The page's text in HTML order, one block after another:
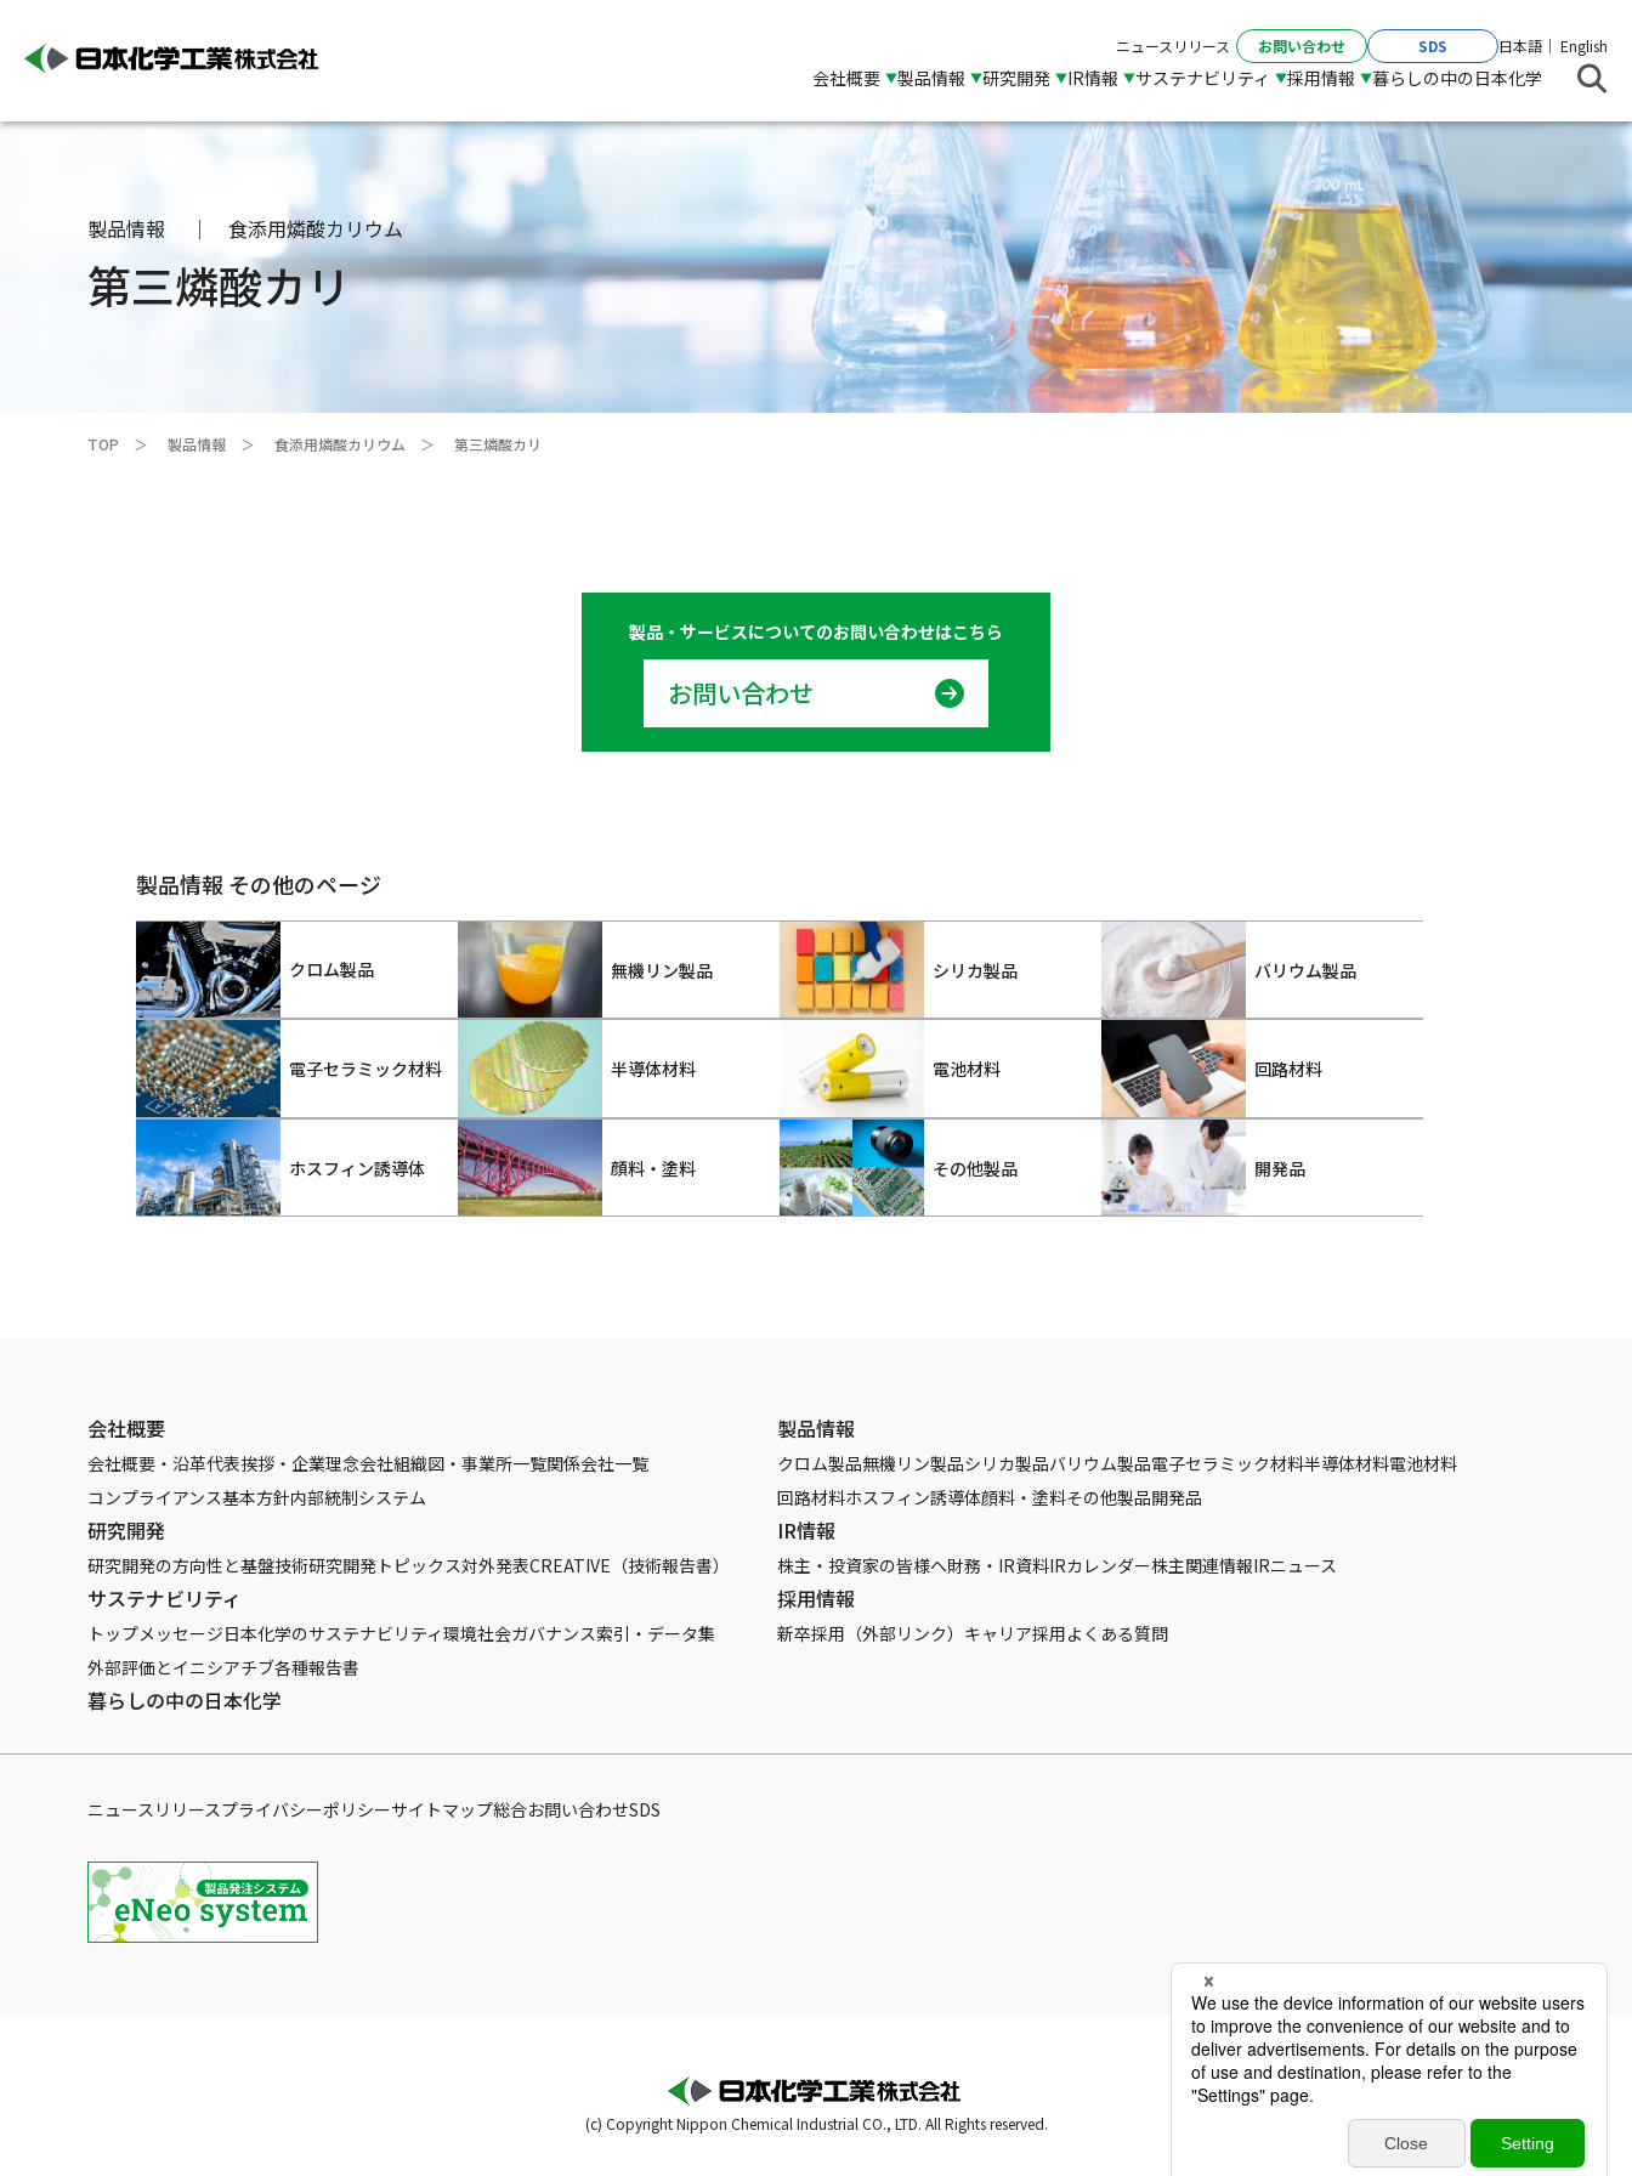
ニュースリリース お問い合わせ SDS English
日本語
会社概要 製品情報 研究開発 IR情報 サステナビリティ 採用情報 暮らしの中の日本化学
製品情報 食添用燐酸カリウム
第三燐酸カリ
TOP 製品情報 食添用燐酸カリウム 第三燐酸カリ
製品・サービスについてのお問い合わせはこちら
お問い合わせ
製品情報 その他のページ
クロム製品 無機リン製品 シリカ製品 バリウム製品
電子セラミック材料 半導体材料 電池材料 回路材料
ホスフィン誘導体 顔料・塗料 その他製品 開発品
会社概要
会社概要・沿革代表挨拶・企業理念会社組織図・事業所一覧関係会社一覧
コンプライアンス基本方針内部統制システム
製品情報
クロム製品無機リン製品シリカ製品バリウム製品電子セラミック材料半導体材料電池材料
回路材料ホスフィン誘導体顔料・塗料その他製品開発品
研究開発
研究開発の方向性と基盤技術研究開発トピックス対外発表CREATIVE（技術報告書）
IR情報
株主・投資家の皆様へ財務・IR資料IRカレンダー株主関連情報IRニュース
サステナビリティ
トップメッセージ日本化学のサステナビリティ環境社会ガバナンス索引・データ集
外部評価とイニシアチブ各種報告書
採用情報
新卒採用（外部リンク） キャリア採用よくある質問
暮らしの中の日本化学
ニュースリリースプライバシーポリシーサイトマップ総合お問い合わせSDS
(c) Copyright Nippon Chemical Industrial CO., LTD. All Rights reserved.